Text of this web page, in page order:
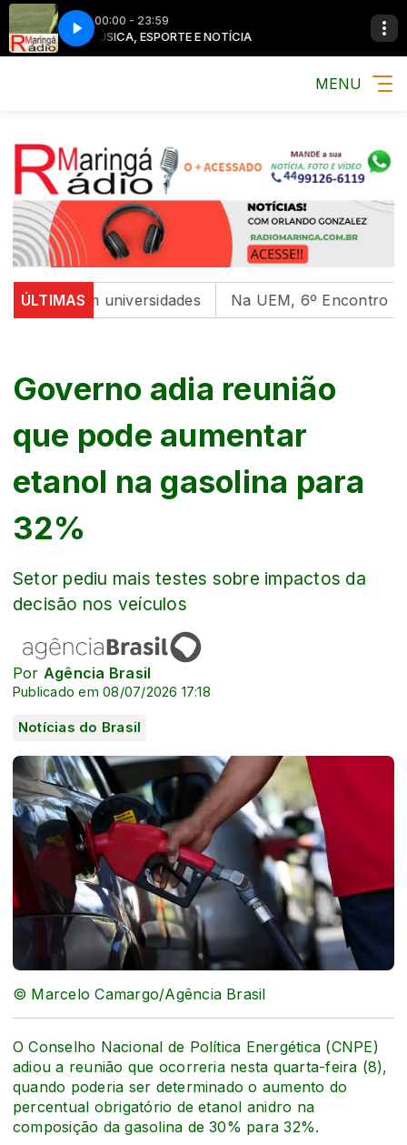
00:00 - 23:59
MÚSICA, ESPORTE E NOTÍCIA
MENU
ÚLTIMAS
em universidades Na UEM, 6º Encontro com
Governo adia reunião
que pode aumentar
etanol na gasolina para
32%
Setor pediu mais testes sobre impactos da
decisão nos veículos
Por Agência Brasil
Publicado em 08/07/2026 17:18
Notícias do Brasil
© Marcelo Camargo/Agência Brasil
O Conselho Nacional de Política Energética (CNPE)
adiou a reunião que ocorreria nesta quarta-feira (8),
quando poderia ser determinado o aumento do
percentual obrigatório de etanol anidro na
composição da gasolina de 30% para 32%.